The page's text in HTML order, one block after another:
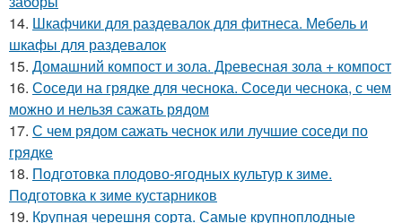
14. Шкафчики для раздевалок для фитнеса. Мебель и
шкафы для раздевалок
15. Домашний компост и зола. Древесная зола + компост
16. Соседи на грядке для чеснока. Соседи чеснока, с чем
можно и нельзя сажать рядом
17. С чем рядом сажать чеснок или лучшие соседи по
грядке
18. Подготовка плодово-ягодных культур к зиме.
Подготовка к зиме кустарников
19. Крупная черешня сорта. Самые крупноплодные